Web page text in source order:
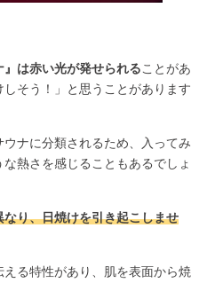
』は赤い光が発せられることがあ
そう！」と思うことがあります
ナに分類されるため、入ってみ
熱さを感じることもあるでしょ
り、日焼けを引き起こしませ
る特性があり、肌を表面から焼